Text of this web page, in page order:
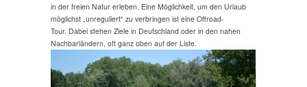
in der freien Natur erleben. Eine Möglichkeit, um den Urlaub
möglichst „unreguliert“ zu verbringen ist eine Offroad-
Tour. Dabei stehen Ziele in Deutschland oder in den nahen
Nachbarländern, oft ganz oben auf der Liste.